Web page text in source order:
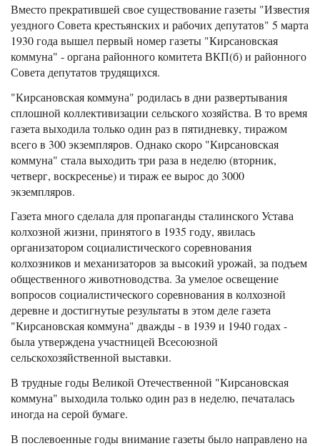
Вместо прекратившей свое существование газеты "Известия
уездного Совета крестьянских и рабочих депутатов" 5 марта
1930 года вышел первый номер газеты "Кирсановская
коммуна" - органа районного комитета ВКП(б) и районного
Совета депутатов трудящихся.
"Кирсановская коммуна" родилась в дни развертывания
сплошной коллективизации сельского хозяйства. В то время
газета выходила только один раз в пятидневку, тиражом
всего в 300 экземпляров. Однако скоро "Кирсановская
коммуна" стала выходить три раза в неделю (вторник,
четверг, воскресенье) и тираж ее вырос до 3000
экземпляров.
Газета много сделала для пропаганды сталинского Устава
колхозной жизни, принятого в 1935 году, явилась
организатором социалистического соревнования
колхозников и механизаторов за высокий урожай, за подъем
общественного животноводства. За умелое освещение
вопросов социалистического соревнования в колхозной
деревне и достигнутые результаты в этом деле газета
"Кирсановская коммуна" дважды - в 1939 и 1940 годах -
была утверждена участницей Всесоюзной
сельскохозяйственной выставки.
В трудные годы Великой Отечественной "Кирсановская
коммуна" выходила только один раз в неделю, печаталась
иногда на серой бумаге.
В послевоенные годы внимание газеты было направлено на